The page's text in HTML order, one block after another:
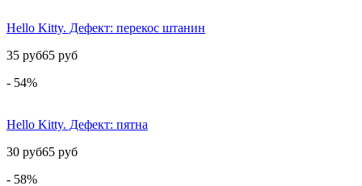
Hello Kitty. Дефект: перекос штанин
35 руб65 руб
- 54%
Hello Kitty. Дефект: пятна
30 руб65 руб
- 58%